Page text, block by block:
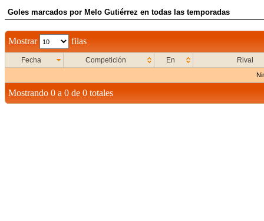
Goles marcados por Melo Gutiérrez en todas las temporadas
Mostrar filas
Fecha Competición En Rival
Mostrando 0 a 0 de 0 totales